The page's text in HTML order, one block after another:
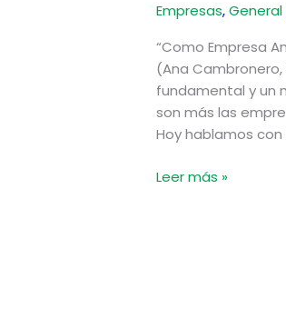
Empresas,General
“Como Empresa
(Ana
fundamental y un
son más las
Hoy hablamos
Leer más »